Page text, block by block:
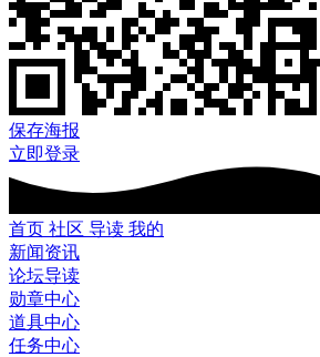
保存海报
立即登录
首页 社区 导读 我的
新闻资讯
论坛导读
勋章中心
道具中心
任务中心